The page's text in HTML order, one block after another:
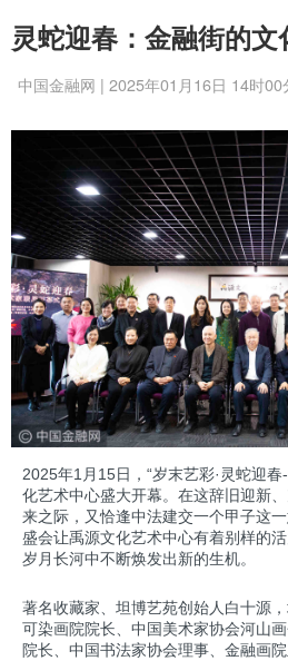
灵蛇迎春：金融街的
中国金融网 | 2025年01月16日 14时00
2025年1月15日，“岁末艺彩·灵蛇迎
化艺术中心盛大开幕。在这辞旧迎新
来之际，又恰逢中法建交一个甲子这
盛会让禹源文化艺术中心有着别样的
岁月长河中不断焕发出新的生机。
著名收藏家、坦博艺苑创始人白十源
可染画院院长、中国美术家协会河山
院长、中国书法家协会理事、金融画